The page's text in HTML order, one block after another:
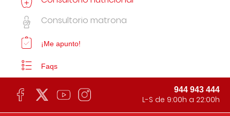
Consultorio matrona
¡Me apunto!
Faqs
944 943 444
L-S de 9:00h a 22:00h